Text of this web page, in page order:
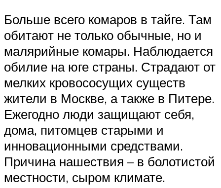
Больше всего комаров в тайге. Там
обитают не только обычные, но и
малярийные комары. Наблюдается
обилие на юге страны. Страдают от
мелких кровососущих существ
жители в Москве, а также в Питере.
Ежегодно люди защищают себя,
дома, питомцев старыми и
инновационными средствами.
Причина нашествия – в болотистой
местности, сыром климате.